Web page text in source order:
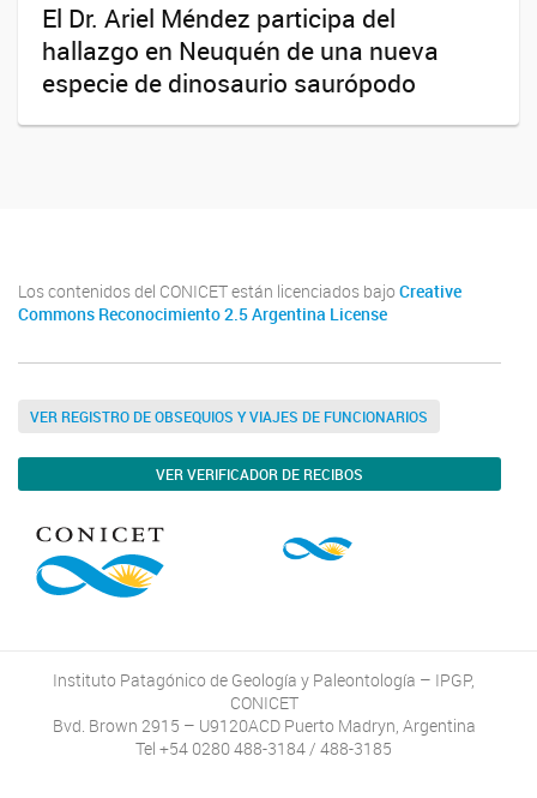
El Dr. Ariel Méndez participa del
hallazgo en Neuquén de una nueva
especie de dinosaurio saurópodo
Los contenidos del CONICET están licenciados bajo Creative
Commons Reconocimiento 2.5 Argentina License
VER REGISTRO DE OBSEQUIOS Y VIAJES DE FUNCIONARIOS
VER VERIFICADOR DE RECIBOS
Instituto Patagónico de Geología y Paleontología – IPGP,
CONICET
Bvd. Brown 2915 – U9120ACD Puerto Madryn, Argentina
Tel +54 0280 488-3184 / 488-3185